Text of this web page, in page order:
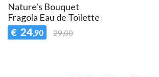
Nature's Bouquet
Fragola Eau de Toilette
€ 24,90 29,00